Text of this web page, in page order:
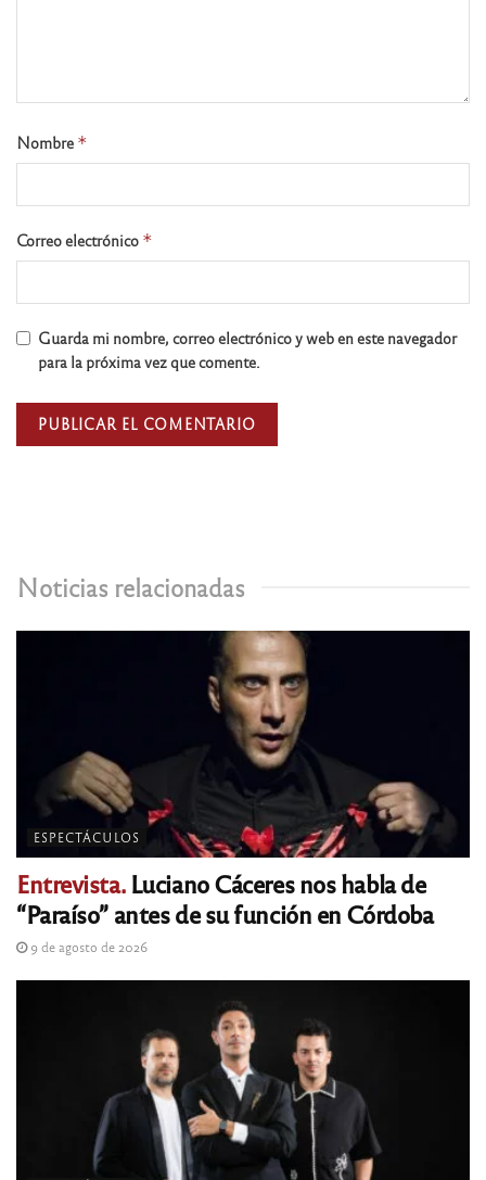
Noticias relacionadas
ESPECTÁCULOS
Entrevista.Luciano Cáceres nos habla de
“Paraíso” antes de su función en Córdoba
9 de agosto de 2026
Nombre *
Correo electrónico *
Guarda mi nombre, correo electrónico y web en este navegador
para la próxima vez que comente.